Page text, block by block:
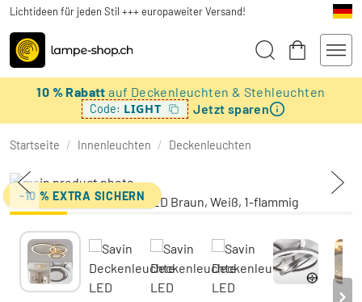
Lichtideen für jeden Stil +++ europaweiter Versand!
10 % Rabattauf Deckenleuchten & Stehleuchten
Code: LIGHT Jetzt sparen
Startseite / Innenleuchten / Deckenleuchten
-10 % EXTRA SICHERN